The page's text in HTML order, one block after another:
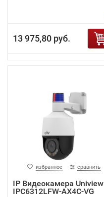
13 975,80 руб.
избранное сравнить
IP Видеокамера Uniview
IPC6312LFW-AX4C-VG